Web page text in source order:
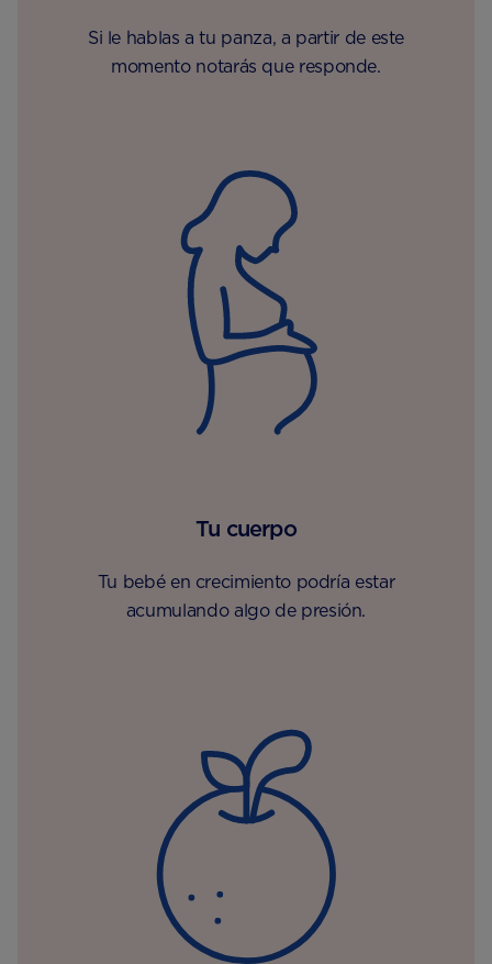
Si le hablas a tu panza, a partir de este
momento notarás que responde.
Tu cuerpo
Tu bebé en crecimiento podría estar
acumulando algo de presión.